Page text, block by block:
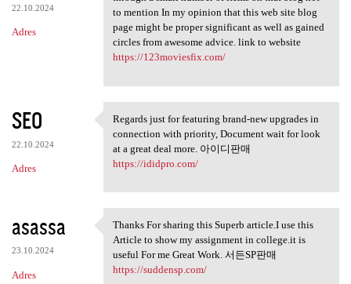
22.10.2024
Adres
to mention In my opinion that this web site blog
page might be proper significant as well as gained
circles from awesome advice. link to website
https://123moviesfix.com/
SEO
22.10.2024
Adres
Regards just for featuring
Regards just for featuring brand-new upgrades in
connection with priority, Document wait for look
at a great deal more. 아이디판매
https://ididpro.com/
asassa
23.10.2024
Adres
Thanks For sharing this
Thanks For sharing this Superb article.I use this
Article to show my assignment in college.it is
useful For me Great Work. 서든SP판매
https://suddensp.com/